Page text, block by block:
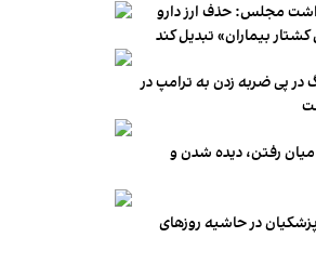
مجلس: حذف ارز دارو
در پی ضربه زدن به ترامپ در
میان رفتن، دیده شدن و
در حاشیه روزهای